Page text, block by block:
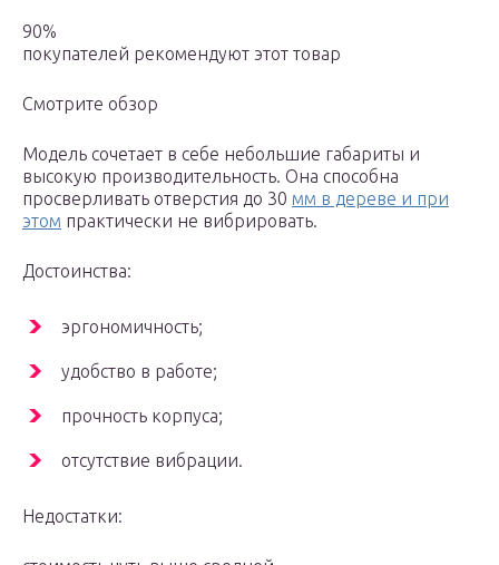
90%
покупателей рекомендуют этот товар
Смотрите обзор
Модель сочетает в себе небольшие габариты и
высокую производительность. Она способна
просверливать отверстия до 30 мм в дереве и при
этом практически не вибрировать.
Достоинства:
эргономичность;
удобство в работе;
прочность корпуса;
отсутствие вибрации.
Недостатки: